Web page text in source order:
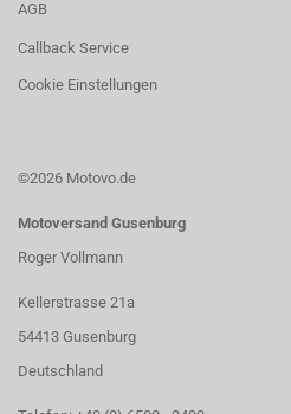
AGB
Callback Service
Cookie Einstellungen
©2026 Motovo.de
Motoversand Gusenburg
Roger Vollmann
Kellerstrasse 21a
54413 Gusenburg
Deutschland